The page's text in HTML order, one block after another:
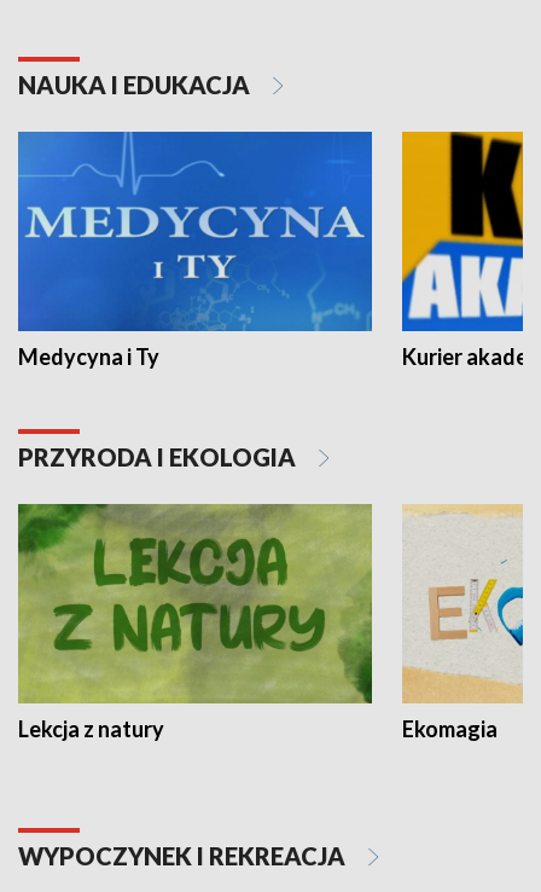
NAUKA I EDUKACJA
Medycyna i Ty Kurier
PRZYRODA I EKOLOGIA
Lekcja z natury Ekomagia
WYPOCZYNEK I REKREACJA